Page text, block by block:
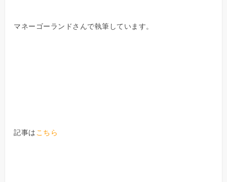
マネーゴーランドさんで執筆しています。
記事は こちら